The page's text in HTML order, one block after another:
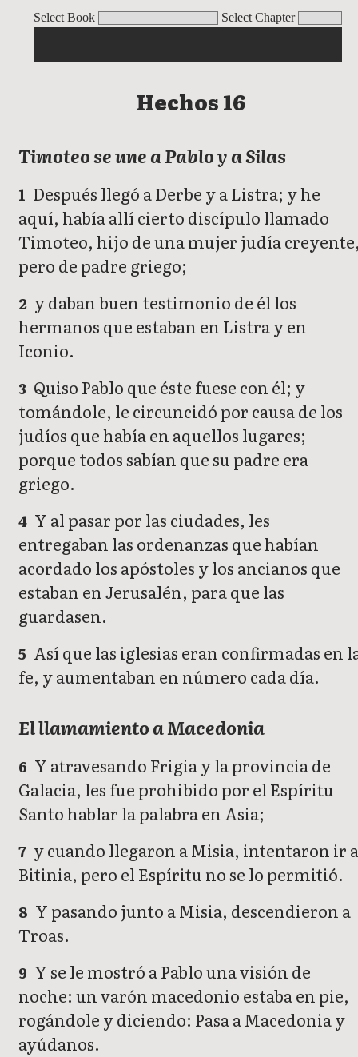
Select Book Select Chapter
Hechos
Hechos 16
Timoteo se une a Pablo y a Silas
1 Después llegó a Derbe y a Listra; y he
aquí, había allí cierto discípulo llamado
Timoteo, hijo de una mujer judía
pero de padre griego;
2 y daban buen testimonio de él los
hermanos que estaban en Listra y en
Iconio.
3 Quiso Pablo que éste fuese con él; y
tomándole, le circuncidó por causa de los
judíos que había en aquellos lugares;
porque todos sabían que su padre era
griego.
4 Y al pasar por las ciudades, les
entregaban las ordenanzas que habían
acordado los apóstoles y los ancianos que
estaban en Jerusalén, para que las
guardasen.
5 Así que las iglesias eran confirmadas en
fe, y aumentaban en número cada día.
El llamamiento a Macedonia
6 Y atravesando Frigia y la provincia de
Galacia, les fue prohibido por el Espíritu
Santo hablar la palabra en Asia;
7 y cuando llegaron a Misia, intentaron ir
Bitinia, pero el Espíritu no se lo permitió.
8 Y pasando junto a Misia, descendieron a
Troas.
9 Y se le mostró a Pablo una visión de
noche: un varón macedonio estaba en pie,
rogándole y diciendo: Pasa a Macedonia y
ayúdanos.